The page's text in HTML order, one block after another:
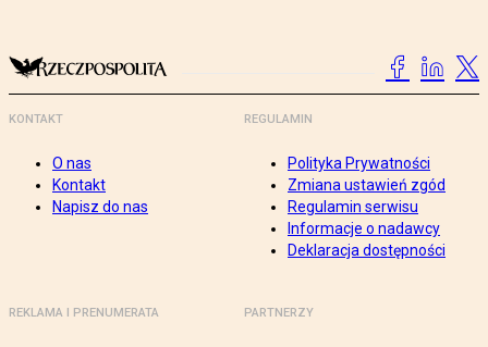
KONTAKT
O nas
Kontakt
Napisz do nas
REGULAMIN
Polityka Prywatności
Zmiana ustawień zgód
Regulamin serwisu
Informacje o nadawcy
Deklaracja dostępności
REKLAMA I PRENUMERATA PARTNERZY